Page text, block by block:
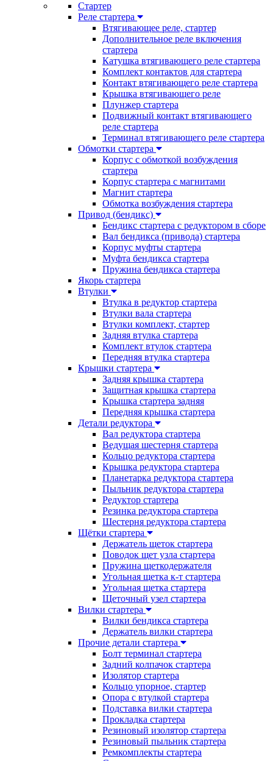
Стартер
Реле стартера
Втягивающее реле, стартер
Дополнительное реле включения
стартера
Катушка втягивающего реле стартера
Комплект контактов для стартера
Контакт втягивающего реле стартера
Крышка втягивающего реле
Плунжер стартера
Подвижный контакт втягивающего
реле стартера
Терминал втягивающего реле стартера
Обмотки стартера
Корпус с обмоткой возбуждения
стартера
Корпус стартера с магнитами
Магнит стартера
Обмотка возбуждения стартера
Привод (бендикс)
Бендикс стартера с редуктором в сборе
Вал бендикса (привода) стартера
Корпус муфты стартера
Муфта бендикса стартера
Пружина бендикса стартера
Якорь стартера
Втулки
Втулка в редуктор стартера
Втулки вала стартера
Втулки комплект, стартер
Задняя втулка стартера
Комплект втулок стартера
Передняя втулка стартера
Крышки стартера
Задняя крышка стартера
Защитная крышка стартера
Крышка стартера задняя
Передняя крышка стартера
Детали редуктора
Вал редуктора стартера
Ведущая шестерня стартера
Кольцо редуктора стартера
Крышка редуктора стартера
Планетарка редуктора стартера
Пыльник редуктора стартера
Редуктор стартера
Резинка редуктора стартера
Шестерня редуктора стартера
Щётки стартера
Держатель щеток стартера
Поводок щет узла стартера
Пружина щеткодержателя
Угольная щетка к-т стартера
Угольная щетка стартера
Щеточный узел стартера
Вилки стартера
Вилки бендикса стартера
Держатель вилки стартера
Прочие детали стартера
Болт терминал стартера
Задний колпачок стартера
Изолятор стартера
Кольцо упорное, стартер
Опора с втулкой стартера
Подставка вилки стартера
Прокладка стартера
Резиновый изолятор стартера
Резиновый пыльник стартера
Ремкомплекты стартера